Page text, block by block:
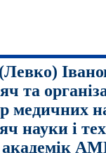
та
медичних
науки і
академік